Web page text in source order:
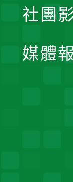
社團
媒體